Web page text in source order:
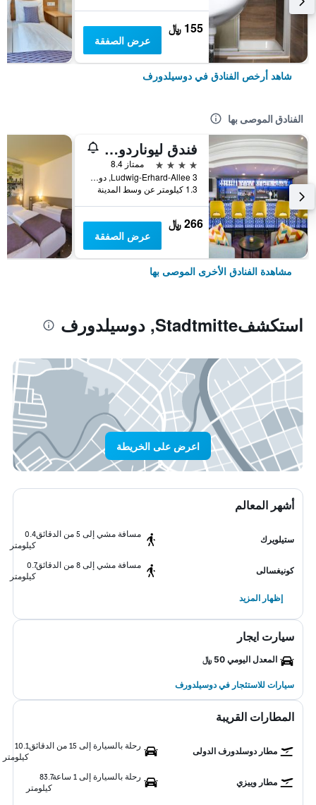
155 ﷼
عرض الصفقة
شاهد أرخص الفنادق في دوسيلدورف
الفنادق الموصى بها
فندق ليوناردو دوسلدورف سيتي سنتر
4 نجوم
ممتاز 8.4
Ludwig-Erhard-Allee 3, دوسيلدورف, ولاية شمال الراين وستفاليا, ألمانيا
1.3 كيلومتر عن وسط المدينة
266 ﷼
عرض الصفقة
مشاهدة الفنادق الأخرى الموصى بها
استكشفStadtmitte, دوسيلدورف
اعرض على الخريطة
أشهر المعالم
ستيلويرك
مسافة مشي إلى 5 من الدقائق
0.4
كيلومتر
كونيغسالى
مسافة مشي إلى 8 من الدقائق
0.7
كيلومتر
إظهار المزيد
سيارت ايجار
المعدل اليومي 50 ﷼
سيارات للاستئجار في دوسيلدورف
المطارات القريبة
مطار دوسلدورف الدولى
رحلة بالسيارة إلى 15 من الدقائق
10.1
كيلومتر
مطار وييزي
رحلة بالسيارة إلى 1 ساعة
83.7
كيلومتر